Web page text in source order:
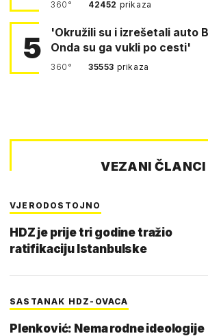
360° 42452 prikaza
5
'Okružili su i izrešetali auto
Onda su ga vukli po cesti'
360° 35553 prikaza
VEZANI ČLANCI
VJERODOSTOJNO
HDZ je prije tri godine tražio
ratifikaciju Istanbulske
SASTANAK HDZ-OVACA
Plenković: Nema rodne ideologije